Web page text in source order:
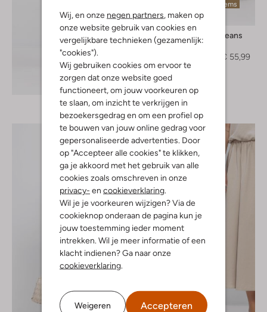
Wij, en onze negen partners, maken op
onze website gebruik van cookies en
vergelijkbare technieken (gezamenlijk:
"cookies").
Wij gebruiken cookies om ervoor te
zorgen dat onze website goed
functioneert, om jouw voorkeuren op
te slaan, om inzicht te verkrijgen in
bezoekersgedrag en om een profiel op
te bouwen van jouw online gedrag voor
gepersonaliseerde advertenties. Door
op "Accepteer alle cookies" te klikken,
ga je akkoord met het gebruik van alle
cookies zoals omschreven in onze
privacy- en cookieverklaring.
Wil je je voorkeuren wijzigen? Via de
cookieknop onderaan de pagina kun je
jouw toestemming ieder moment
intrekken. Wil je meer informatie of een
klacht indienen? Ga naar onze
cookieverklaring.
Weigeren Accepteren
Ontdek de look
Laatste items
-20%
Tommy Jeans
Short
€ 55,99